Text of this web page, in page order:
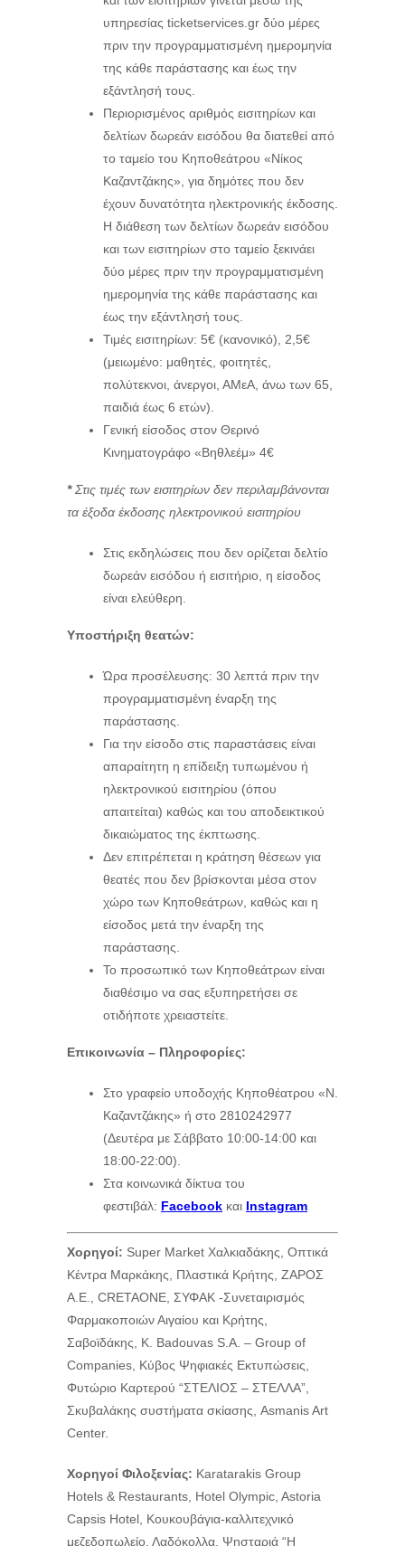
υπηρεσίας ticketservices.gr δύο μέρες
πριν την προγραμματισμένη ημερομηνία
της κάθε παράστασης και έως την
εξάντλησή τους.
Περιορισμένος αριθμός εισιτηρίων και
δελτίων δωρεάν εισόδου θα διατεθεί από
το ταμείο του Κηποθεάτρου «Νίκος
Καζαντζάκης», για δημότες που δεν
έχουν δυνατότητα ηλεκτρονικής έκδοσης.
Η διάθεση των δελτίων δωρεάν εισόδου
και των εισιτηρίων στο ταμείο ξεκινάει
δύο μέρες πριν την προγραμματισμένη
ημερομηνία της κάθε παράστασης και
έως την εξάντλησή τους.
Τιμές εισιτηρίων: 5€ (κανονικό), 2,5€
(μειωμένο: μαθητές, φοιτητές,
πολύτεκνοι, άνεργοι, ΑΜεΑ, άνω των 65,
παιδιά έως 6 ετών).
Γενική είσοδος στον Θερινό
Κινηματογράφο «Βηθλεέμ» 4€
*Στις τιμές των εισιτηρίων δεν περιλαμβάνονται
τα έξοδα έκδοσης ηλεκτρονικού εισιτηρίου
Στις εκδηλώσεις που δεν ορίζεται δελτίο
δωρεάν εισόδου ή εισιτήριο, η είσοδος
είναι ελεύθερη.
Υποστήριξη θεατών:
Ώρα προσέλευσης: 30 λεπτά πριν την
προγραμματισμένη έναρξη της
παράστασης.
Για την είσοδο στις παραστάσεις είναι
απαραίτητη η επίδειξη τυπωμένου ή
ηλεκτρονικού εισιτηρίου (όπου
απαιτείται) καθώς και του αποδεικτικού
δικαιώματος της έκπτωσης.
Δεν επιτρέπεται η κράτηση θέσεων για
θεατές που δεν βρίσκονται μέσα στον
χώρο των Κηποθεάτρων, καθώς και η
είσοδος μετά την έναρξη της
παράστασης.
Το προσωπικό των Κηποθεάτρων είναι
διαθέσιμο να σας εξυπηρετήσει σε
οτιδήποτε χρειαστείτε.
Επικοινωνία – Πληροφορίες:
Στο γραφείο υποδοχής Κηποθέατρου «Ν.
Καζαντζάκης» ή στο 2810242977
(Δευτέρα με Σάββατο 10:00-14:00 και
18:00-22:00).
Στα κοινωνικά δίκτυα του
φεστιβάλ: Facebook και Instagram
Χορηγοί: Super Market Χαλκιαδάκης, Οπτικά
Κέντρα Μαρκάκης, Πλαστικά Κρήτης, ΖΑΡΟΣ
Α.Ε., CRETAONE, ΣΥΦΑΚ -Συνεταιρισμός
Φαρμακοποιών Αιγαίου και Κρήτης,
Σαβοϊδάκης, K. Badouvas S.A. – Group of
Companies, Κύβος Ψηφιακές Εκτυπώσεις,
Φυτώριο Καρτερού “ΣΤΕΛΙΟΣ – ΣΤΕΛΛΑ”,
Σκυβαλάκης συστήματα σκίασης, Asmanis Art
Center.
Χορηγοί Φιλοξενίας: Karatarakis Group
Hotels & Restaurants, Hotel Olympic, Astoria
Capsis Hotel, Κουκουβάγια-καλλιτεχνικό
μεζεδοπωλείο, Λαδόκολλα, Ψησταριά “Η